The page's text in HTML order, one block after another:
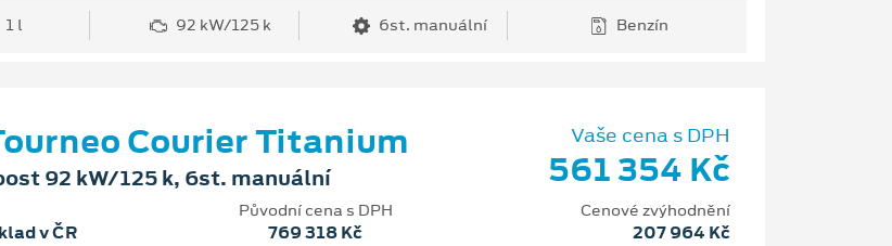
1 l 92 kW/125 k 6st. manuální Benzín
Courier Titanium
92 kW/125 k, 6st. manuální
Vaše cena s DPH
561 354 Kč
v ČR
Původní cena s DPH
769 318 Kč
Cenové zvýhodnění
207 964 Kč